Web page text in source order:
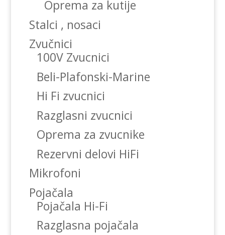
Oprema za kutije
Stalci , nosaci
Zvučnici
100V Zvucnici
Beli-Plafonski-Marine
Hi Fi zvucnici
Razglasni zvucnici
Oprema za zvucnike
Rezervni delovi HiFi
Mikrofoni
Pojačala
Pojačala Hi-Fi
Razglasna pojačala